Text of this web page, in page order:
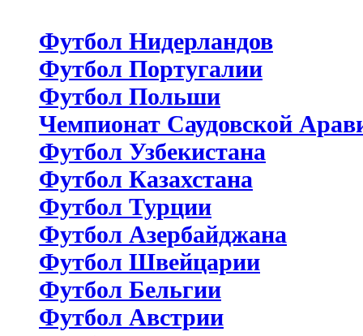
Футбол Нидерландов
Футбол Португалии
Футбол Польши
Чемпионат Саудовской
Футбол Узбекистана
Футбол Казахстана
Футбол Турции
Футбол Азербайджана
Футбол Швейцарии
Футбол Бельгии
Футбол Австрии